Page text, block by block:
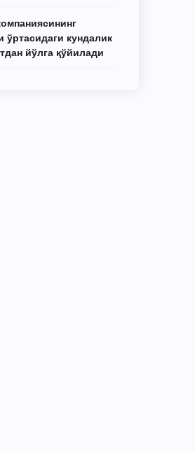
кундалик
йўлга қўйилади